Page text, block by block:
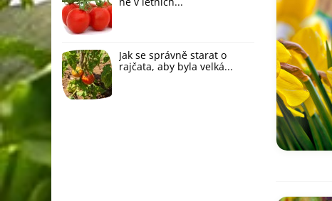
Jak se správně starat o
rajčata, aby byla velká...